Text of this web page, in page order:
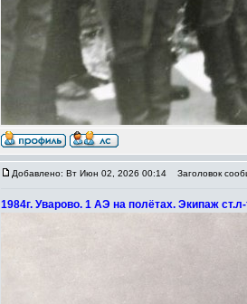
Добавлено: Вт Июн 02, 2026 00:14 Заголовок
1984г. Уварово. 1 АЭ на полётах. Экипаж